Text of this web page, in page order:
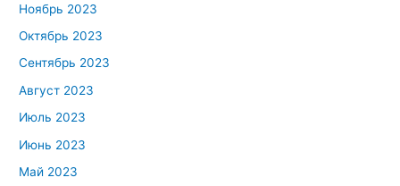
Ноябрь 2023
Октябрь 2023
Сентябрь 2023
Август 2023
Июль 2023
Июнь 2023
Май 2023